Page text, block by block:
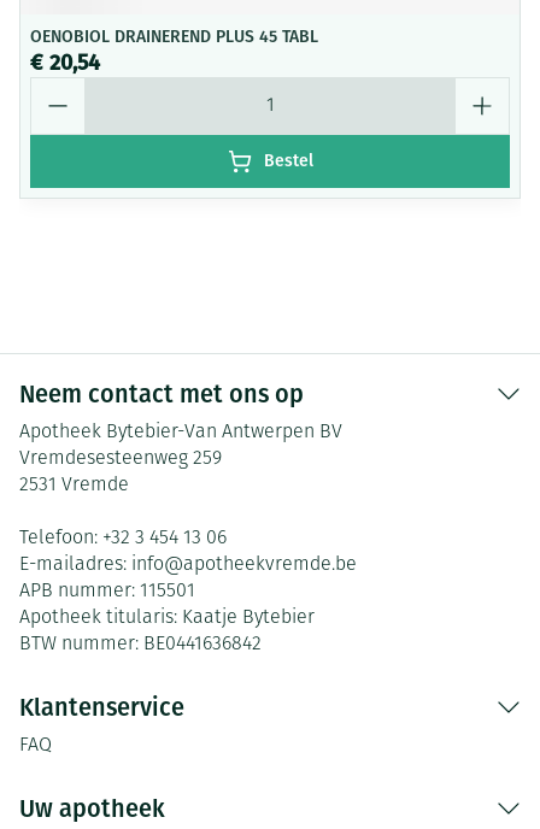
OENOBIOL DRAINEREND PLUS 45 TABL
€ 20,54
Bestel
Neem contact met ons op
Apotheek Bytebier-Van Antwerpen BV
Vremdesesteenweg 259
2531 Vremde
Telefoon: +32 3 454 13 06
E-mailadres: info@apotheekvremde.be
APB nummer: 115501
Apotheek titularis: Kaatje Bytebier
BTW nummer: BE0441636842
Klantenservice
FAQ
Uw apotheek